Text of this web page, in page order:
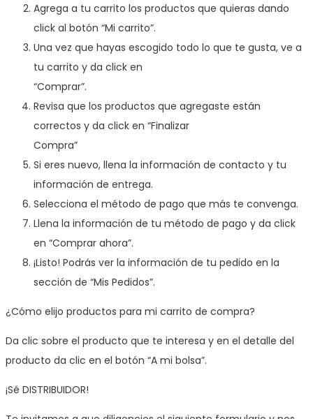
Agrega a tu carrito los productos que quieras dando
click al botón “Mi carrito”.
Una vez que hayas escogido todo lo que te gusta, ve a
tu carrito y da click en
“Comprar”.
Revisa que los productos que agregaste están
correctos y da click en “Finalizar
Compra”
Si eres nuevo, llena la información de contacto y tu
información de entrega.
Selecciona el método de pago que más te convenga.
Llena la información de tu método de pago y da click
en “Comprar ahora”.
¡Listo! Podrás ver la información de tu pedido en la
sección de “Mis Pedidos”.
¿Cómo elijo productos para mi carrito de compra?
Da clic sobre el producto que te interesa y en el detalle del
producto da clic en el botón “A mi bolsa”.
¡Sé DISTRIBUIDOR!